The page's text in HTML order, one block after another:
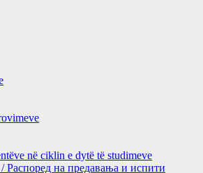
në ciklin e dytë të studimeve
Распоред на предавањa и испити